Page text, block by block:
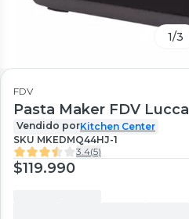
1/3
FDV
Pasta Maker FDV Lucca
Vendido porKitchen Center
SKU MKEDMQ44HJ-1
3.4(5)
$119.990